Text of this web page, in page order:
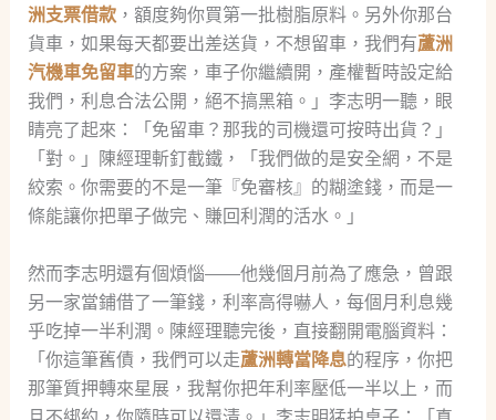
洲支票借款，額度夠你買第一批樹脂原料。另外你那台
貨車，如果每天都要出差送貨，不想留車，我們有蘆洲
汽機車免留車的方案，車子你繼續開，產權暫時設定給
我們，利息合法公開，絕不搞黑箱。」李志明一聽，眼
睛亮了起來：「免留車？那我的司機還可按時出貨？」
「對。」陳經理斬釘截鐵，「我們做的是安全網，不是
絞索。你需要的不是一筆『免審核』的糊塗錢，而是一
條能讓你把單子做完、賺回利潤的活水。」
然而李志明還有個煩惱——他幾個月前為了應急，曾跟
另一家當鋪借了一筆錢，利率高得嚇人，每個月利息幾
乎吃掉一半利潤。陳經理聽完後，直接翻開電腦資料：
「你這筆舊債，我們可以走蘆洲轉當降息的程序，你把
那筆質押轉來星展，我幫你把年利率壓低一半以上，而